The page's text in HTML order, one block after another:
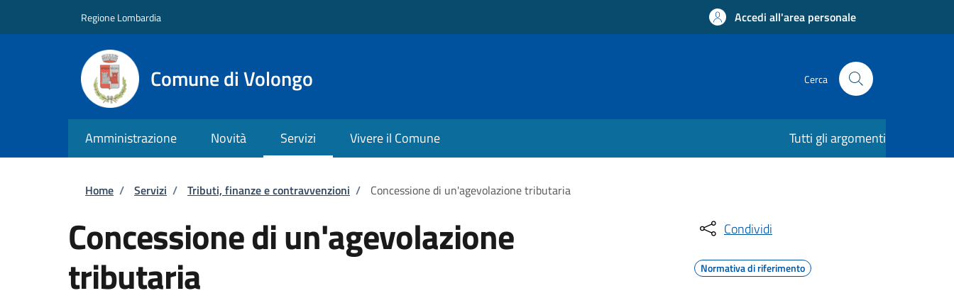
Regione Lombardia Accedi all'area personale
Comune di Volongo Cerca
Amministrazione Novità Servizi Vivere il Comune Tutti gli argomenti
Briciole di pane
Home / Servizi / Tributi, finanze e contravvenzioni / Concessione di un'agevolazione tributaria
Concessione di un'agevolazione
tributaria
Condividi
Normativa di riferimento